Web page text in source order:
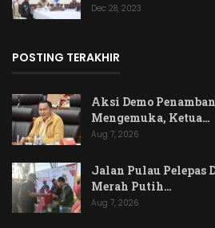
Dec 28, 2023
POSTING TERAKHIR
Aksi Demo
Mengemuka, Ketua…
Aug 7, 2026
Jalan Pulau Pelepas
Merah Putih…
Aug 7, 2026